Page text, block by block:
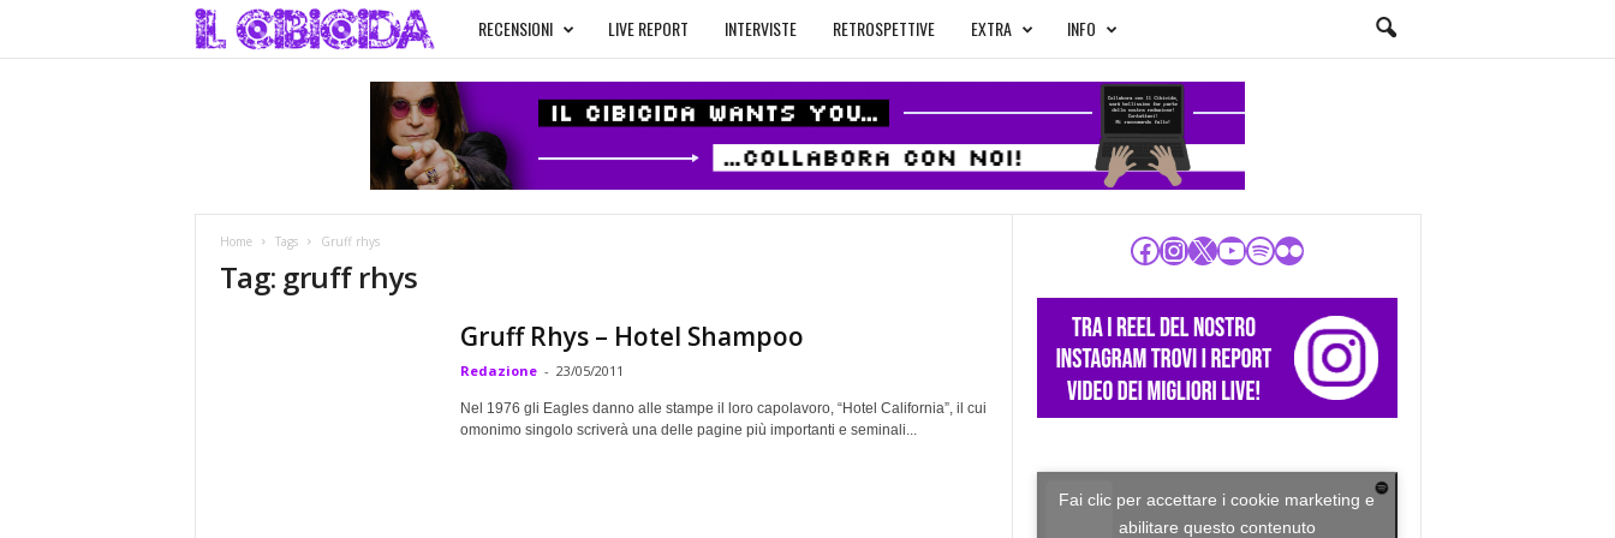
l
C
c
i
RECENSIONI LIVE REPORT INTERVISTE RETROSPETTIVE EXTRA INFO
Home Tags Gruff rhys
Tag: gruff rhys
Gruff Rhys – Hotel Shampoo
Redazione - 23/05/2011
Nel 1976 gli Eagles danno alle stampe il loro capolavoro, “Hotel California”, il cui
omonimo singolo scriverà una delle pagine più importanti e seminali...
Facebook InstagramX YouTube Spotify Flickr
Fai clic per accettare i cookie marketing e
abilitare questo contenuto